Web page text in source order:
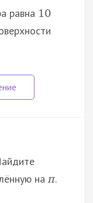
равна 10
на π.